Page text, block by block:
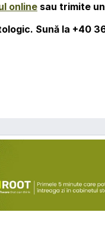
online sau trimite
Sună la +40